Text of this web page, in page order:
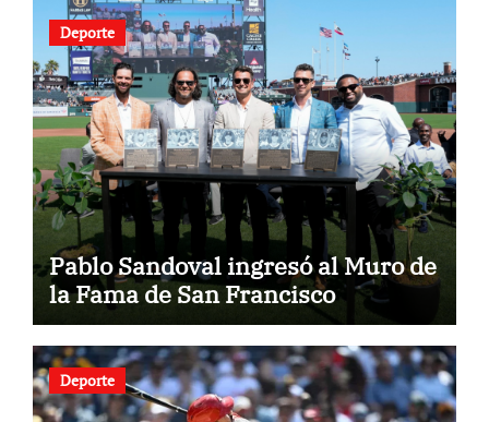
Deporte
Pablo Sandoval ingresó al Muro de
la Fama de San Francisco
Deporte